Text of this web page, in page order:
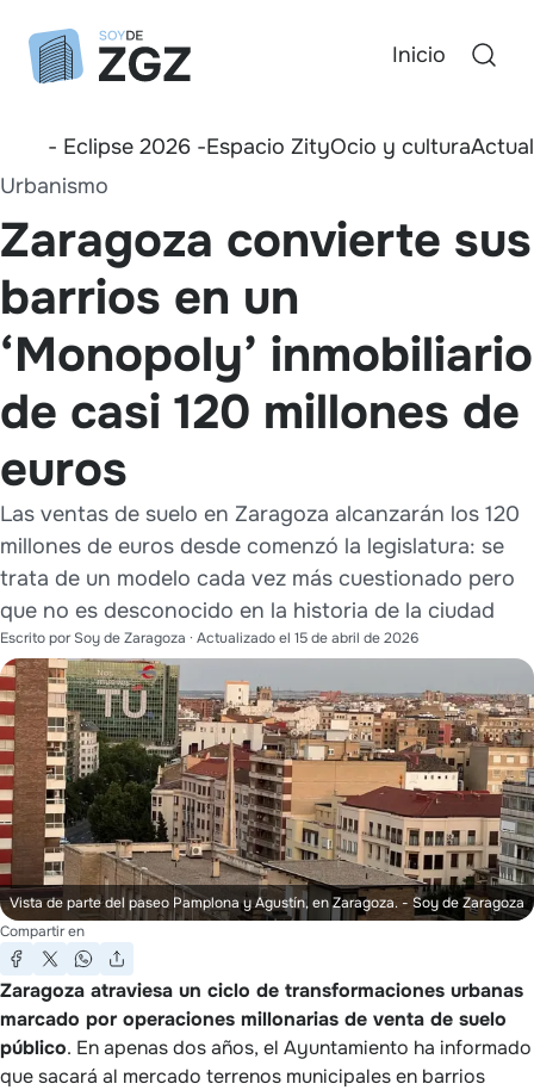
Inicio
- Eclipse 2026 -Espacio ZityOcio y cultura
Urbanismo
Zaragoza convierte sus
barrios en un
‘Monopoly’ inmobiliario
de casi 120 millones de
euros
Las ventas de suelo en Zaragoza alcanzarán los 120
millones de euros desde comenzó la legislatura: se
trata de un modelo cada vez más cuestionado pero
que no es desconocido en la historia de la ciudad
Escrito porSoy de Zaragoza · Actualizado el 15 de abril de 2026
Vista de parte del paseo Pamplona y Agustín, en Zaragoza.- Soy de Zaragoza
Compartir en
Zaragoza atraviesa un ciclo de transformaciones urbanas
marcado por operaciones millonarias de venta de suelo
público. En apenas dos años, el Ayuntamiento ha informado
que sacará al mercado terrenos municipales en barrios